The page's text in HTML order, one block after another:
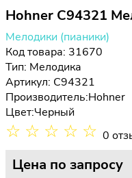
Hohner C94321
Мелодики (пианики)
Код товара: 31670
Тип: Мелодика
Артикул: C94321
Производитель:Hohner
Цвет:Черный
☆ ☆ ☆ ☆ ☆ 0
Цена по запросу